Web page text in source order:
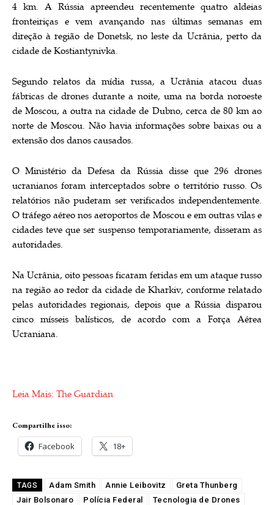
4 km. A Rússia apreendeu recentemente quatro aldeias
fronteiriças e vem avançando nas últimas semanas em
direção à região de Donetsk, no leste da Ucrânia, perto da
cidade de Kostiantynivka.
Segundo relatos da mídia russa, a Ucrânia atacou duas
fábricas de drones durante a noite, uma na borda noroeste
de Moscou, a outra na cidade de Dubno, cerca de 80 km ao
norte de Moscou. Não havia informações sobre baixas ou a
extensão dos danos causados.
O Ministério da Defesa da Rússia disse que 296 drones
ucranianos foram interceptados sobre o território russo. Os
relatórios não puderam ser verificados independentemente.
O tráfego aéreo nos aeroportos de Moscou e em outras vilas e
cidades teve que ser suspenso temporariamente, disseram as
autoridades.
Na Ucrânia, oito pessoas ficaram feridas em um ataque russo
na região ao redor da cidade de Kharkiv, conforme relatado
pelas autoridades regionais, depois que a Rússia disparou
cinco mísseis balísticos, de acordo com a Força Aérea
Ucraniana.
Leia Mais: The Guardian
Compartilhe isso:
Facebook 18+
TAGS Adam Smith Annie Leibovitz
Greta Thunberg
Jair Bolsonaro
Polícia Federal
Tecnologia de Drones